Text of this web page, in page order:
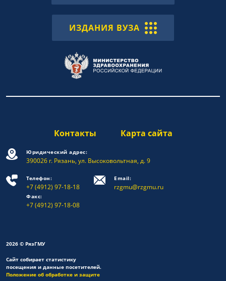
ИЗДАНИЯ ВУЗА
Контакты Карта сайта
Юридический адрес:
390026 г. Рязань, ул. Высоковольтная, д. 9
Телефон:
+7 (4912) 97-18-18
Факс:
+7 (4912) 97-18-08
Email:
rzgmu@rzgmu.ru
2026 © РязГМУ
Сайт собирает статистику
посещения и данные посетителей.
Положение об обработке и защите